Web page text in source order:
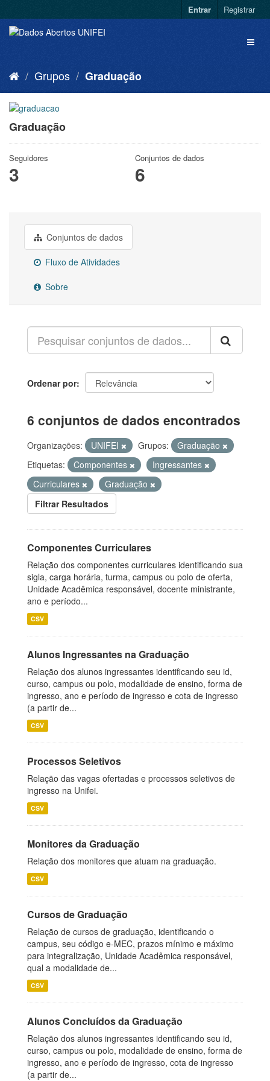
Entrar Registrar
Grupos Graduação
Graduação
Seguidores
3
Conjuntos de dados
6
Conjuntos de dados
Fluxo de Atividades
Sobre
Ordenar por
6 conjuntos de dados encontrados
Organizações: UNIFEI Grupos:
Graduação
Etiquetas:
Componentes
Ingressantes
Curriculares
Graduação
Filtrar Resultados
Componentes Curriculares
Relação dos componentes curriculares identificando sua
sigla, carga horária, turma, campus ou polo de oferta,
Unidade Acadêmica responsável, docente ministrante,
ano e período...
CSV
Alunos Ingressantes na Graduação
Relação dos alunos ingressantes identificando seu id,
curso, campus ou polo, modalidade de ensino, forma de
ingresso, ano e período de ingresso e cota de ingresso
(a partir de...
CSV
Processos Seletivos
Relação das vagas ofertadas e processos seletivos de
ingresso na Unifei.
CSV
Monitores da Graduação
Relação dos monitores que atuam na graduação.
CSV
Cursos de Graduação
Relação de cursos de graduação, identificando o
campus, seu código e-MEC, prazos mínimo e máximo
para integralização, Unidade Acadêmica responsável,
qual a modalidade de...
CSV
Alunos Concluídos da Graduação
Relação dos alunos ingressantes identificando seu id,
curso, campus ou polo, modalidade de ensino, forma de
ingresso, ano e período de ingresso, cota de ingresso
(a partir de...